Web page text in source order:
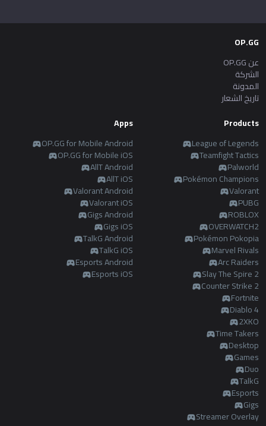
OP.GG
عن OP.GG
الشركة
المدونة
تاريخ الشعار
Products
League of Legends
Teamfight Tactics
Palworld
Pokémon Champions
Valorant
PUBG
ROBLOX
OVERWATCH2
Pokémon Pokopia
Marvel Rivals
Arc Raiders
Slay The Spire 2
Counter Strike 2
Fortnite
Diablo 4
2XKO
Time Takers
Desktop
Games
Duo
TalkG
Esports
Gigs
Streamer Overlay
Apps
OP.GG for Mobile Android
OP.GG for Mobile iOS
AllT Android
AllT iOS
Valorant Android
Valorant iOS
Gigs Android
Gigs iOS
TalkG Android
TalkG iOS
Esports Android
Esports iOS